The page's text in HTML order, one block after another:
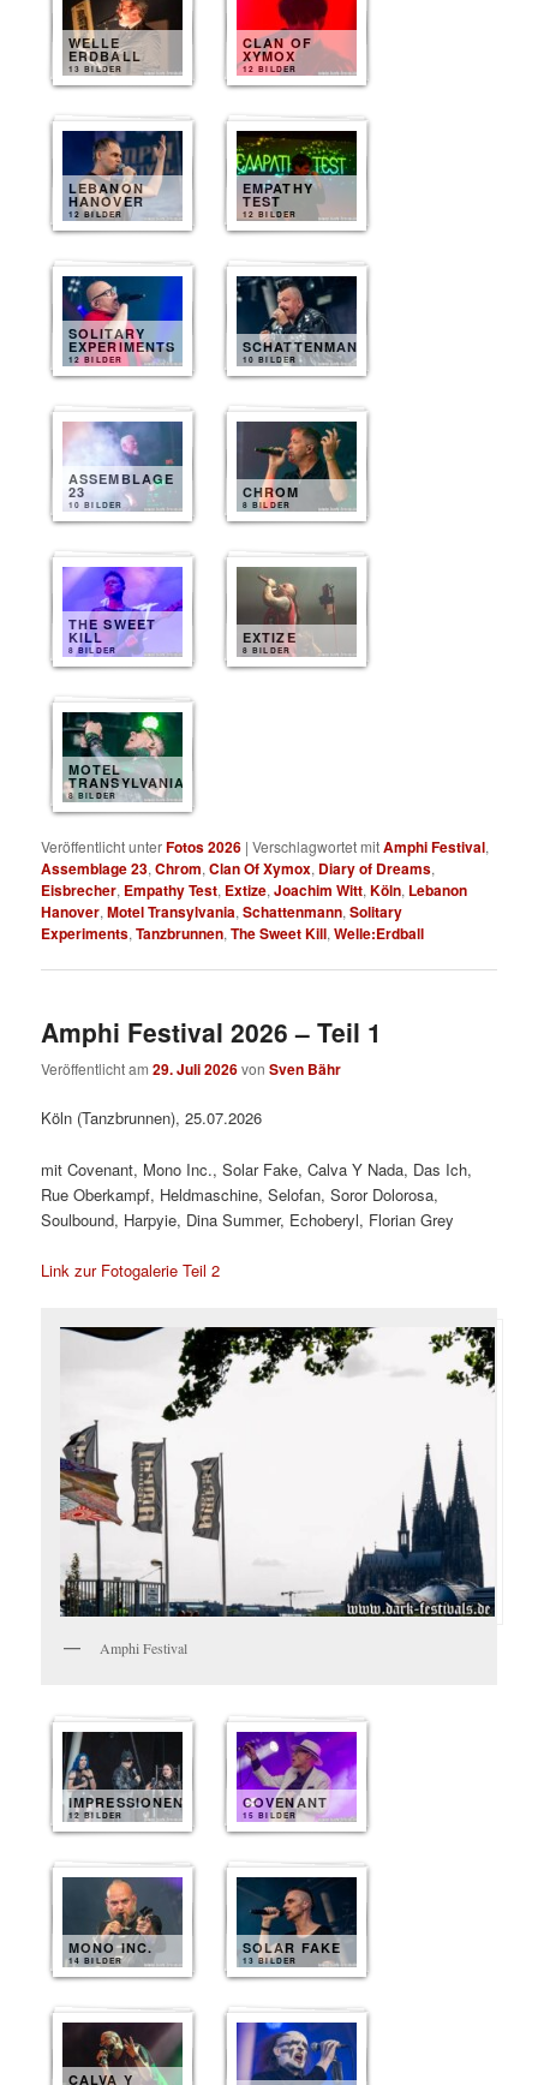
WELLE
ERDBALL
13 BILDER
CLAN OF
XYMOX
12 BILDER
LEBANON
HANOVER
12 BILDER
EMPATHY
TEST
12 BILDER
SOLITARY
EXPERIMENTS
12 BILDER
SCHATTENMANN
10 BILDER
ASSEMBLAGE
23
10 BILDER
CHROM
8 BILDER
THE SWEET
KILL
8 BILDER
EXTIZE
8 BILDER
MOTEL
TRANSYLVANIA
8 BILDER
Veröffentlicht unterFotos 2026 |Verschlagwortet mitAmphi Festival,
Assemblage 23,Chrom,Clan Of Xymox, Diary of Dreams,
Eisbrecher, Empathy Test, Extize,Joachim Witt,Köln, Lebanon
Hanover,Motel Transylvania,Schattenmann,Solitary
Experiments,Tanzbrunnen,The Sweet Kill,Welle:Erdball
Amphi Festival 2026 – Teil 1
Veröffentlicht am29. Juli 2026vonSven Bähr
Köln (Tanzbrunnen), 25.07.2026
mit Covenant, Mono Inc., Solar Fake, Calva Y Nada, Das Ich,
Rue Oberkampf, Heldmaschine, Selofan, Soror Dolorosa,
Soulbound, Harpyie, Dina Summer, Echoberyl, Florian Grey
Link zur Fotogalerie Teil 2
Amphi Festival
IMPRESSIONEN
12 BILDER
COVENANT
15 BILDER
MONO INC.
14 BILDER
SOLAR FAKE
13 BILDER
CALVA Y